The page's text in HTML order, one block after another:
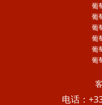
葡
葡
葡
葡
葡
葡
电话：